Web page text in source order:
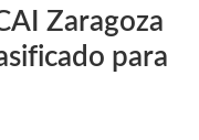
Zaragoza
para